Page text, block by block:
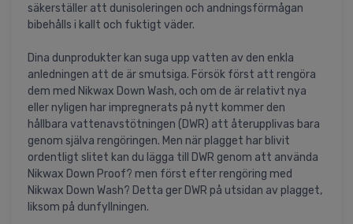
säkerställer att dunisoleringen och andningsförmågan
bibehålls i kallt och fuktigt väder.
Dina dunprodukter kan suga upp vatten av den enkla
anledningen att de är smutsiga. Försök först att rengöra
dem med Nikwax Down Wash, och om de är relativt nya
eller nyligen har impregnerats på nytt kommer den
hållbara vattenavstötningen (DWR) att återupplivas bara
genom själva rengöringen. Men när plagget har blivit
ordentligt slitet kan du lägga till DWR genom att använda
Nikwax Down Proof? men först efter rengöring med
Nikwax Down Wash? Detta ger DWR på utsidan av plagget,
liksom på dunfyllningen.